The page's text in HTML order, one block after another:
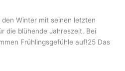
Winter mit seinen letzten
die blühende Jahreszeit. Bei
Frühlingsgefühle auf!25 Das